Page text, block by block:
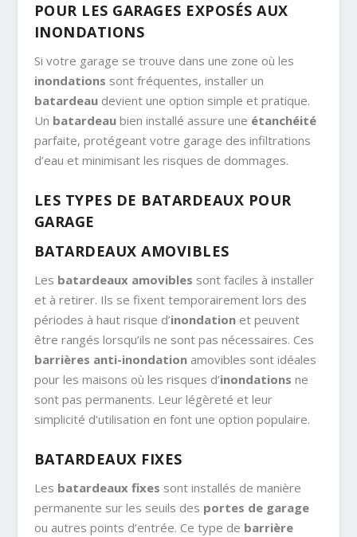
POUR LES GARAGES EXPOSÉS AUX
INONDATIONS
Si votre garage se trouve dans une zone où les
inondations sont fréquentes, installer un
batardeaudevient une option simple et pratique.
Un batardeaubien installé assure une étanchéité
parfaite, protégeant votre garage des infiltrations
d’eau et minimisant les risques de dommages.
LES TYPES DE BATARDEAUX POUR
GARAGE
BATARDEAUX AMOVIBLES
Les batardeaux amovibles sont faciles à installer
et à retirer. Ils se fixent temporairement lors des
périodes à haut risque d’inondationet peuvent
être rangés lorsqu’ils ne sont pas nécessaires. Ces
barrières anti-inondationamovibles sont idéales
pour les maisons où les risques d’inondations ne
sont pas permanents. Leur légèreté et leur
simplicité d’utilisation en font une option populaire.
BATARDEAUX FIXES
Les batardeaux fixes sont installés de manière
permanente sur les seuils des portes de garage
ou autres points d’entrée. Ce type de barrière